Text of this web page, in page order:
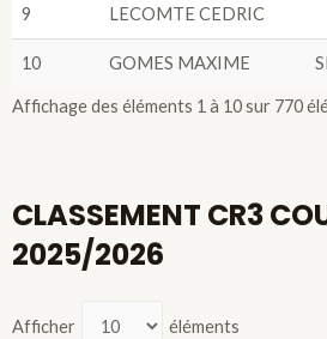
9 LECOMTE CEDRIC
10 GOMES MAXIME
Affichage des éléments 1 à 10 sur 770
CLASSEMENT CR3
2025/2026
Afficher éléments